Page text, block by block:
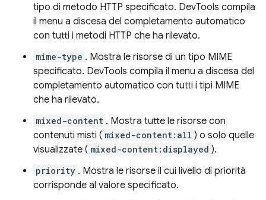
tipo di metodo HTTP specificato. DevTools compila
il menu a discesa del completamento automatico
con tutti i metodi HTTP che ha rilevato.
mime-type . Mostra le risorse di un tipo MIME
specificato. DevTools compila il menu a discesa del
completamento automatico con tutti i tipi MIME
che ha rilevato.
mixed-content . Mostra tutte le risorse con
contenuti misti ( mixed-content:all ) o solo quelle
visualizzate ( mixed-content:displayed ).
priority . Mostra le risorse il cui livello di priorità
corrisponde al valore specificato.